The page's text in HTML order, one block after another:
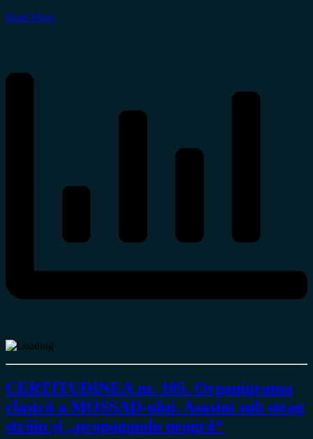
Read More
CERTITUDINEA nr. 105. Organigrama
clasică a MOSSAD-ului. Asasini sub steag
străin şi „propaganda neagră“